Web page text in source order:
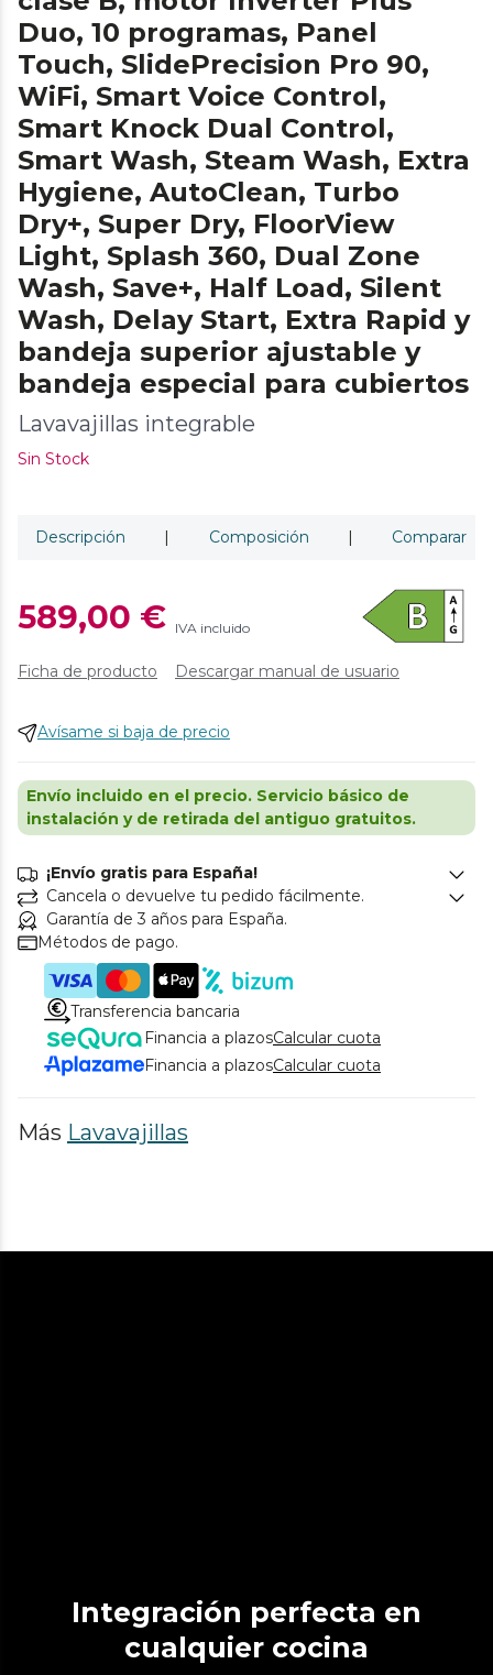
Duo, 10 programas, Panel
Touch, SlidePrecision Pro 90,
WiFi, Smart Voice Control,
Smart Knock Dual Control,
Smart Wash, Steam Wash, Extra
Hygiene, AutoClean, Turbo
Dry+, Super Dry, FloorView
Light, Splash 360, Dual Zone
Wash, Save+, Half Load, Silent
Wash, Delay Start, Extra Rapid y
bandeja superior ajustable y
bandeja especial para cubiertos
Lavavajillas integrable
Sin Stock
Descripción | Composición | Comparar
589,00 € IVA incluido
Ficha de producto Descargar manual de usuario
Avísame si baja de precio
Envío incluido en el precio. Servicio básico de
instalación y de retirada del antiguo gratuitos.
¡Envío gratis para España!
Cancela o devuelve tu pedido fácilmente.
Garantía de 3 años para España.
Métodos de pago.
Transferencia bancaria
Financia a plazosCalcular cuota
Financia a plazosCalcular cuota
Más Lavavajillas
Integración perfecta en
cualquier cocina